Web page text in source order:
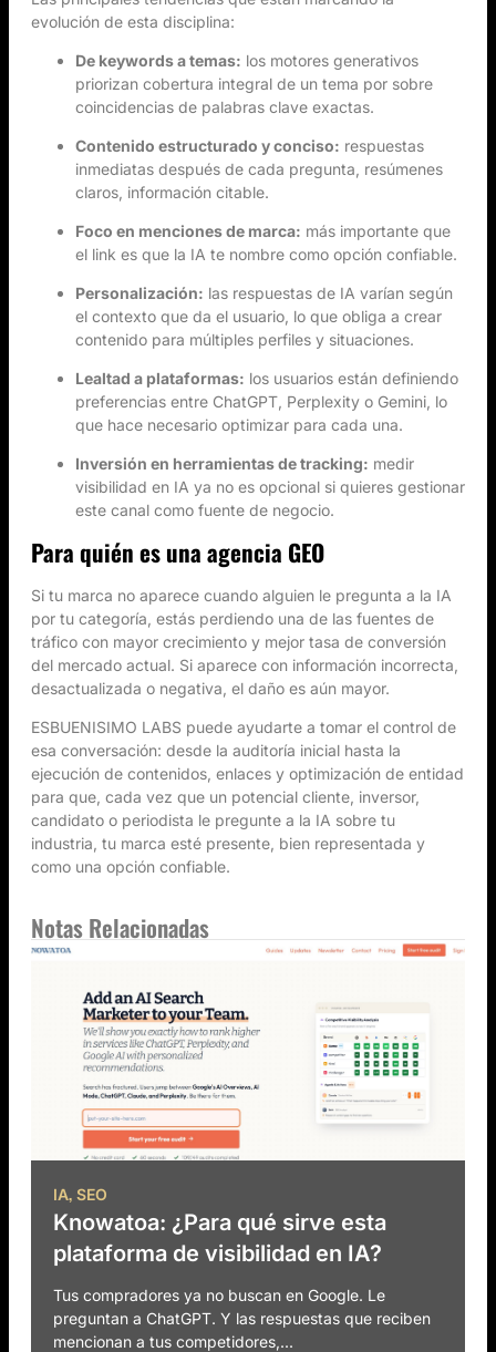
evolución de esta disciplina:
De keywords a temas: los motores generativos
priorizan cobertura integral de un tema por sobre
coincidencias de palabras clave exactas.
Contenido estructurado y conciso: respuestas
inmediatas después de cada pregunta, resúmenes
claros, información citable.
Foco en menciones de marca: más importante que
el link es que la IA te nombre como opción confiable.
Personalización: las respuestas de IA varían según
el contexto que da el usuario, lo que obliga a crear
contenido para múltiples perfiles y situaciones.
Lealtad a plataformas: los usuarios están definiendo
preferencias entre ChatGPT, Perplexity o Gemini, lo
que hace necesario optimizar para cada una.
Inversión en herramientas de tracking: medir
visibilidad en IA ya no es opcional si quieres gestionar
este canal como fuente de negocio.
Para quién es una agencia GEO
Si tu marca no aparece cuando alguien le pregunta a la IA
por tu categoría, estás perdiendo una de las fuentes de
tráfico con mayor crecimiento y mejor tasa de conversión
del mercado actual. Si aparece con información incorrecta,
desactualizada o negativa, el daño es aún mayor.
ESBUENISIMO LABS puede ayudarte a tomar el control de
esa conversación: desde la auditoría inicial hasta la
ejecución de contenidos, enlaces y optimización de entidad
para que, cada vez que un potencial cliente, inversor,
candidato o periodista le pregunte a la IA sobre tu
industria, tu marca esté presente, bien representada y
como una opción confiable.
Notas Relacionadas
IA, SEO
Knowatoa: ¿Para qué sirve esta
plataforma de visibilidad en IA?
Tus compradores ya no buscan en Google. Le
preguntan a ChatGPT. Y las respuestas que reciben
mencionan a tus competidores,...